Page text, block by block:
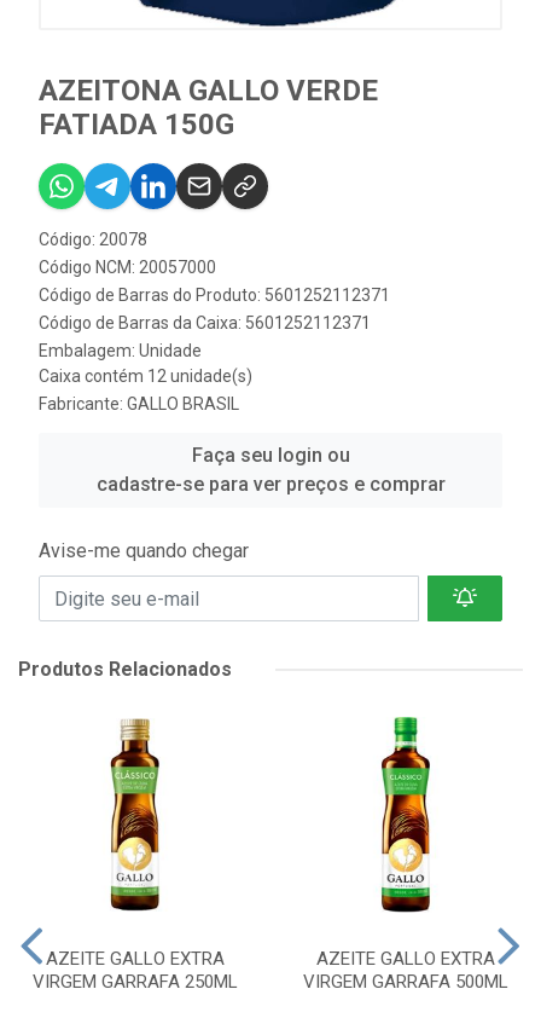
AZEITONA GALLO VERDE
FATIADA 150G
Código: 20078
Código NCM: 20057000
Código de Barras do Produto: 5601252112371
Código de Barras da Caixa: 5601252112371
Embalagem: Unidade
Caixa contém 12 unidade(s)
Fabricante: GALLO BRASIL
Faça seu login ou
cadastre-se para ver preços e comprar
Avise-me quando chegar
Produtos Relacionados
AZEITE GALLO EXTRA
VIRGEM GARRAFA 250ML
AZEITE GALLO EXTRA
VIRGEM GARRAFA 500ML